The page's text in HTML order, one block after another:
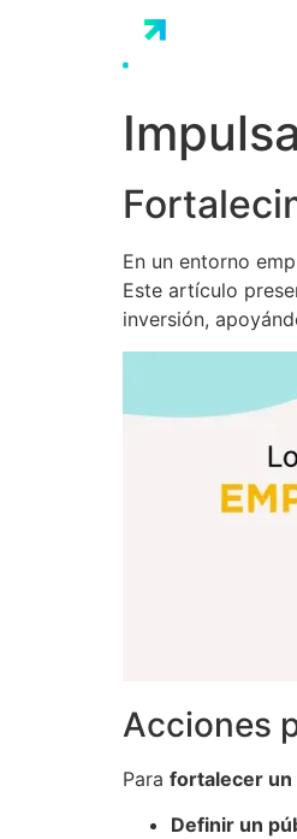
En un entorno
Este artículo
inversión,
Acciones
Para fortalecer
Definir un